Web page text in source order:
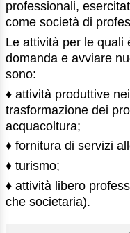
professionali,
come società di
Le attività per le quali
domanda e avviare
sono:
♦ attività produttive
trasformazione dei
acquacoltura;
♦ fornitura di servizi
♦ turismo;
♦ attività libero
che societaria).